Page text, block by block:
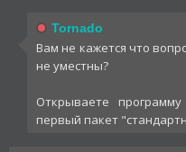
Tornado
Вам не кажется что
не уместны?
Открываете
первый пакет